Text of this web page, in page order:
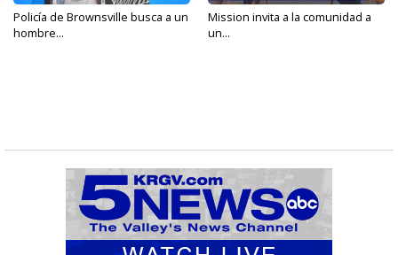
Policía de Brownsville busca a un
hombre...
Mission invita a la comunidad a
un...